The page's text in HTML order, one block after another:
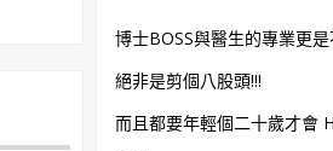
博士BOSS與醫生的專業更
絕非是剪個八股頭!!!
而且都要年輕個二十歲才會